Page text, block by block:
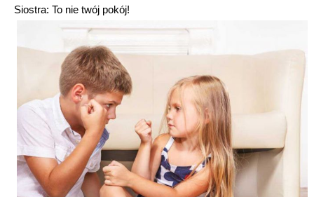
Siostra: To nie twój pokój!